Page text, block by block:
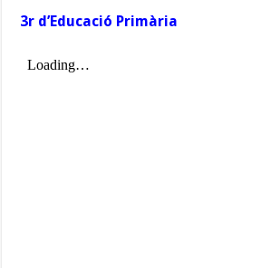
3r d’Educació Primària